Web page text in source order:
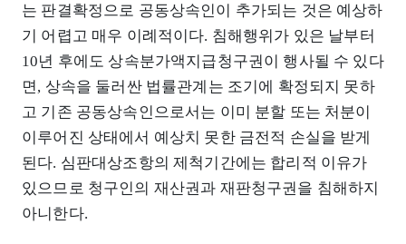
는 판결확정으로 공동상속인이 추가되는 것은 예상하
기 어렵고 매우 이례적이다. 침해행위가 있은 날부터
10년 후에도 상속분가액지급청구권이 행사될 수 있다
면, 상속을 둘러싼 법률관계는 조기에 확정되지 못하
고 기존 공동상속인으로서는 이미 분할 또는 처분이
이루어진 상태에서 예상치 못한 금전적 손실을 받게
된다. 심판대상조항의 제척기간에는 합리적 이유가
있으므로 청구인의 재산권과 재판청구권을 침해하지
아니한다.